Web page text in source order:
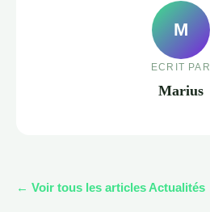
M
ECRIT PAR
Marius
← Voir tous les articles Actualités